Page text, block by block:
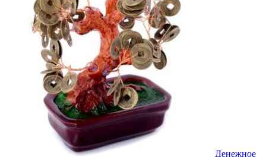
Денежное